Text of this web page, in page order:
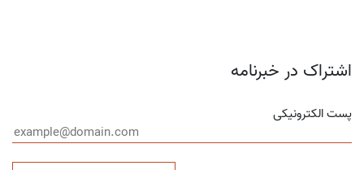
اشتراک در خبرنامه
پست الکترونیکی